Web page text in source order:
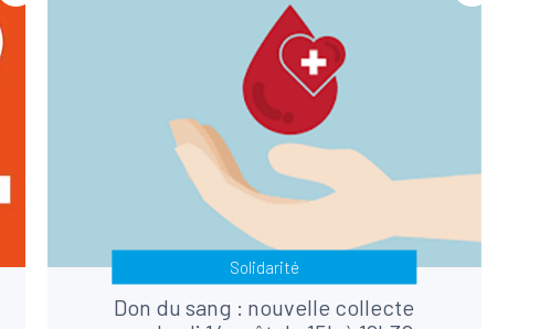
Solidarité
Don du sang : nouvelle collecte